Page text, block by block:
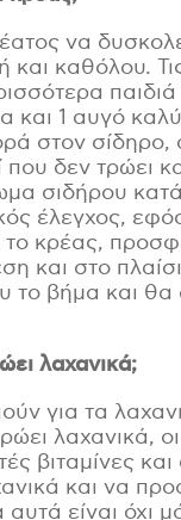
να
καθόλου.
και 1 αυγό
στον
δεν τρώει
σιδήρου
έλεγχος,
κρέας,
και στο
το βήμα και θα
λαχανικά;
για τα
λαχανικά,
βιταμίνες
και να
είναι όχι
την φόρμα
δωρεάν τα e-
διεύθυνση*